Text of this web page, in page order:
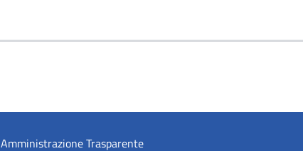
Amministrazione Trasparente